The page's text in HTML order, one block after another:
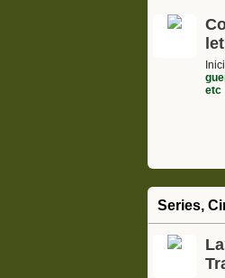
etc
Series,